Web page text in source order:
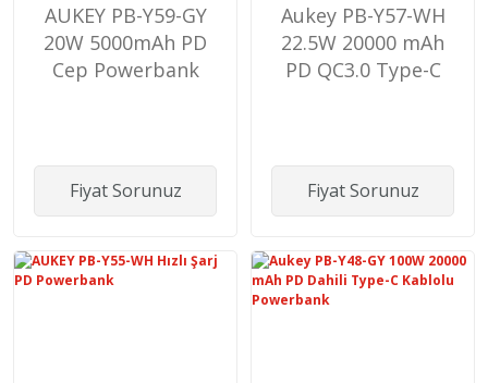
AUKEY PB-Y59-GY
20W 5000mAh PD
Cep Powerbank
Fiyat Sorunuz
Aukey PB-Y57-WH
22.5W 20000 mAh
PD QC3.0 Type-C
Fiyat Sorunuz